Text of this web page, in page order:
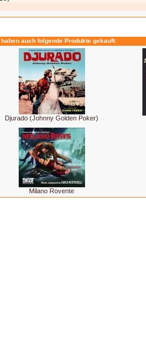
auch folgende Produkte gekauft:
Djurado (Johnny Golden Poker)
Milano Rovente